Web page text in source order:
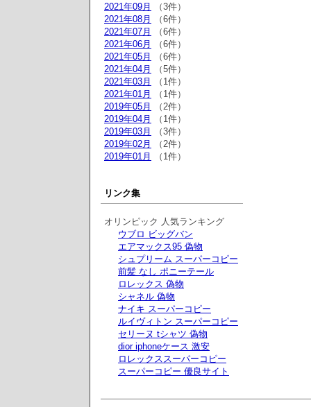
2021年09月
（3件）
2021年08月
（6件）
2021年07月
（6件）
2021年06月
（6件）
2021年05月
（6件）
2021年04月
（5件）
2021年03月
（1件）
2021年01月
（1件）
2019年05月
（2件）
2019年04月
（1件）
2019年03月
（3件）
2019年02月
（2件）
2019年01月
（1件）
リンク集
オリンピック 人気ランキング
ウブロ ビッグバン
エアマックス95 偽物
シュプリーム スーパーコピー
前髪 なし ポニーテール
ロレックス 偽物
シャネル 偽物
ナイキ スーパーコピー
ルイヴィトン スーパーコピー
セリーヌ tシャツ 偽物
dior iphoneケース 激安
ロレックススーパーコピー
スーパーコピー 優良サイト